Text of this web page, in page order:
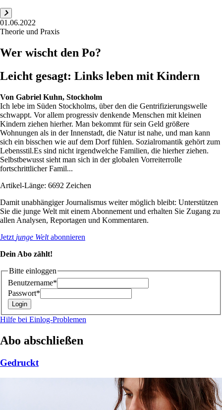
01.06.2022
Theorie und Praxis
Wer wischt den Po?
Leicht gesagt: Links leben mit Kindern
Von Gabriel Kuhn, Stockholm
Ich lebe im Süden Stockholms, über den die Gentrifizierungswelle
schwappt. Vor allem progressiv denkende Menschen mit kleinen
Kindern ziehen hierher. Man bekommt für sein Geld größere
Wohnungen als in der Innenstadt, die Natur ist nahe, und man kann
sich ein bisschen wie auf dem Dorf fühlen. Sozialromantik gehört zum
Lebensstil.Es sind nicht irgendwelche Familien, die hierher ziehen.
Selbstbewusst sieht man sich in der globalen Vorreiterrolle
fortschrittlicher Famil...
Artikel-Länge: 6692 Zeichen
Damit unabhängiger Journalismus weiter möglich bleibt: Unterstützen
Sie die junge Welt mit einem Abonnement und erhalten Sie Zugang zu
allen Analysen, Reportagen und Kommentaren.
Jetzt junge Weltabonnieren
Dein Abo zählt!
Bitte einloggen
Benutzername*
Passwort*
Hilfe bei Einlog-Problemen
Abo abschließen
Gedruckt